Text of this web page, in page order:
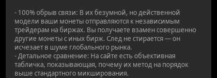
- 100% обрыв связи: В их безумной, но действенной
модели ваши монеты отправляются к независимым
трейдерам на биржах. Вы получаете взамен совершенно
другие монеты с иных бирж. След не стирается — он
исчезает в шуме глобального рынка.
- Детальное сравнение: На сайте есть объективная
табличка, показывающая, почему их метод на порядок
выше стандартного микширования.